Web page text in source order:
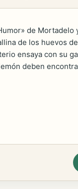
de
de los huevos
ensaya con su
deben